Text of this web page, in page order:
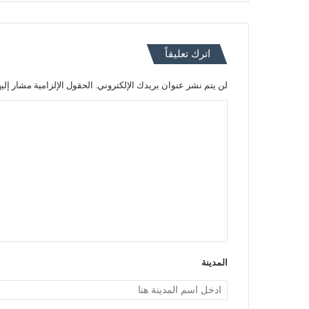
اترك تعليقاً
لن يتم نشر عنوان بريدك الإلكتروني. الحقول الإلزامية مشار
المدينة